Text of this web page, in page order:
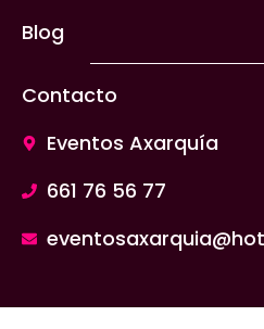
Blog
Contacto
Eventos Axarquía
661 76 56 77